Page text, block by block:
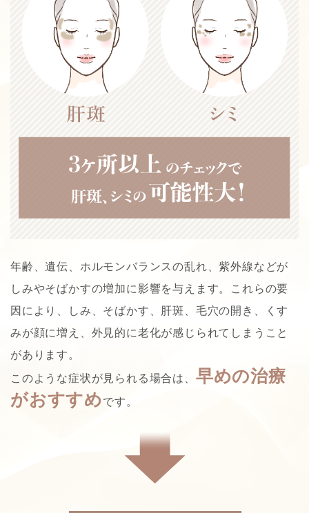
年齢、遺伝、ホルモンバランスの乱れ、紫外線などが
しみやそばかすの増加に影響を与えます。これらの要
因により、しみ、そばかす、肝斑、毛穴の開き、くす
みが顔に増え、外見的に老化が感じられてしまうこと
があります。
このような症状が見られる場合は、 早めの治療
がおすすめです。